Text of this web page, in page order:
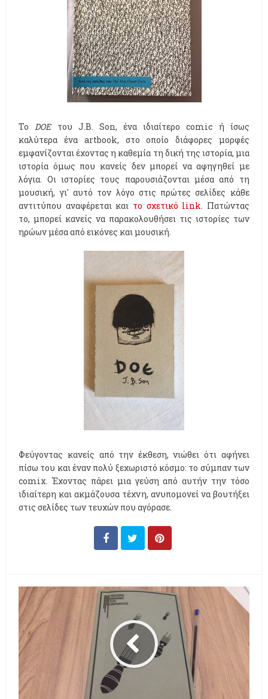
ΤοDOEτου J.B. Son, ένα ιδιαίτερο comic ή ίσως
καλύτερα ένα artbook, στο οποίο διάφορες μορφές
εμφανίζονται έχοντας η καθεμία τη δική της ιστορία, μια
ιστορία όμως που κανείς δεν μπορεί να αφηγηθεί με
λόγια. Οι ιστορίες τους παρουσιάζονται μέσα από τη
μουσική, γι' αυτό τον λόγο στις πρώτες σελίδες κάθε
αντιτύπου αναφέρεται και το σχετικό link. Πατώντας
το, μπορεί κανείς να παρακολουθήσει τις ιστορίες των
ηρώων μέσα από εικόνες και μουσική.
Φεύγοντας κανείς από την έκθεση, νιώθει ότι αφήνει
πίσω του και έναν πολύ ξεχωριστό κόσμο: το σύμπαν των
comix. Έχοντας πάρει μια γεύση από αυτήν την τόσο
ιδιαίτερη και ακμάζουσα τέχνη, ανυπομονεί να βουτήξει
στις σελίδες των τευχών που αγόρασε.